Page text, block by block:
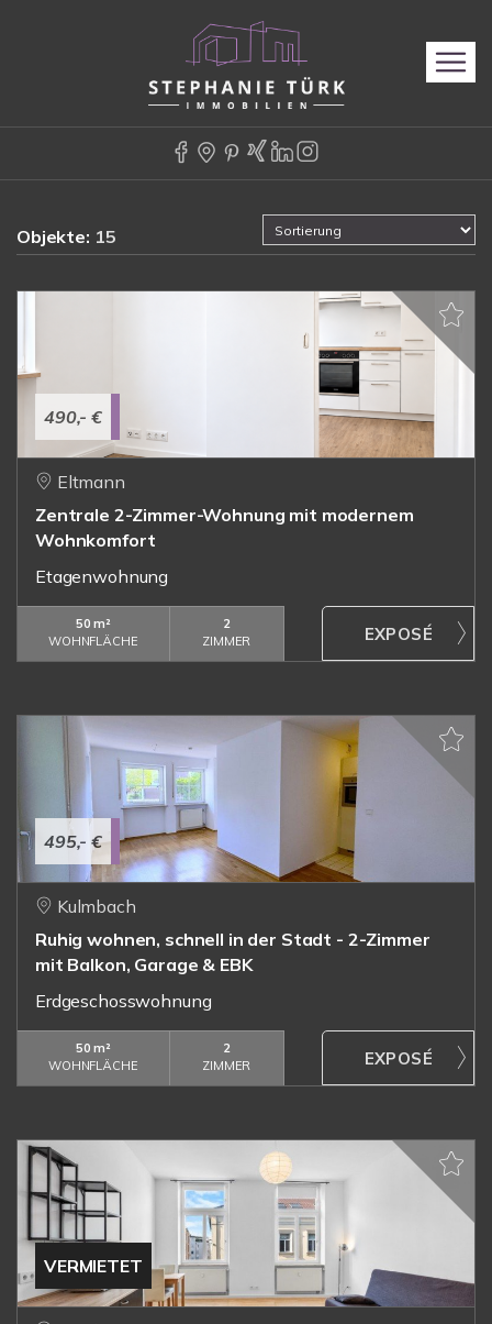
Objekte: 15
490,- €
Eltmann
Zentrale 2-Zimmer-Wohnung mit modernem
Wohnkomfort
Etagenwohnung
50 m²
WOHNFLÄCHE
2
ZIMMER
495,- €
Kulmbach
Ruhig wohnen, schnell in der Stadt - 2-Zimmer
mit Balkon, Garage & EBK
Erdgeschosswohnung
50 m²
WOHNFLÄCHE
2
ZIMMER
VERMIETET